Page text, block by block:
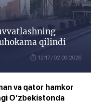
qilindi
12:17 / 02.06.2026
va qator hamkor
O‘zbekistonda